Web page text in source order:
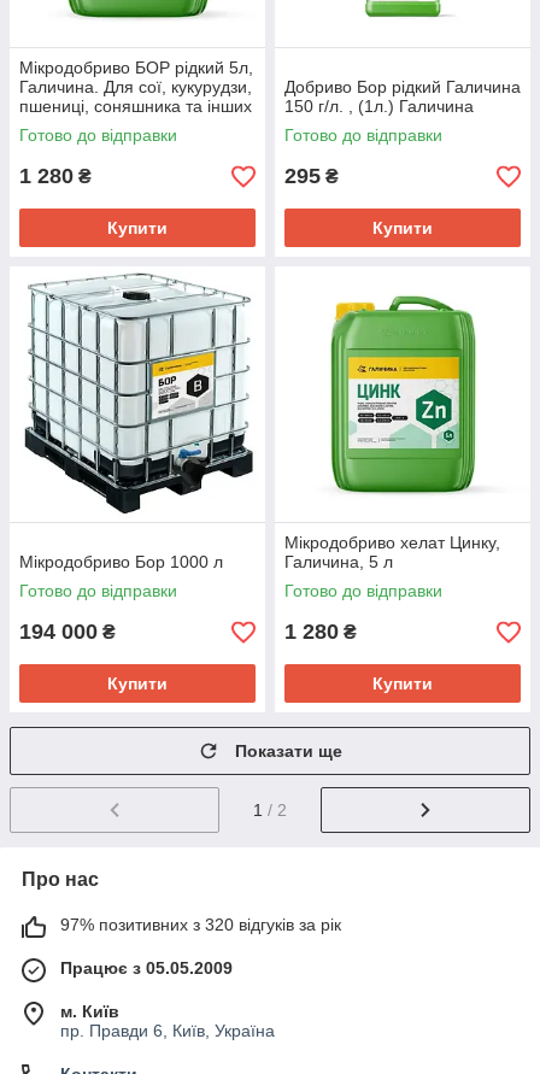
Мікродобриво БОР рідкий 5л,
Галичина. Для сої, кукурудзи,
пшениці, соняшника та інших
культур (150г/л)
Готово до відправки
1 280 ₴
Купити
Добриво Бор рідкий Галичина
150 г/л. , (1л.) Галичина
Готово до відправки
295 ₴
Купити
Мікродобриво Бор 1000 л
Готово до відправки
194 000 ₴
Купити
Мікродобриво хелат Цинку,
Галичина, 5 л
Готово до відправки
1 280 ₴
Купити
Показати ще
1 / 2
Про нас
97% позитивних з 320 відгуків за рік
Працює з 05.05.2009
м. Київ
пр. Правди 6, Київ, Україна